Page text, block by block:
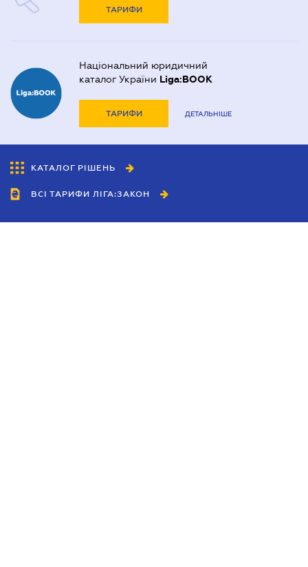
ТАРИФИ
Національний юридичний
каталог України Liga:BOOK
ТАРИФИ ДЕТАЛЬНІШЕ
КАТАЛОГ РІШЕНЬ
ВСІ ТАРИФИ ЛІГА:ЗАКОН